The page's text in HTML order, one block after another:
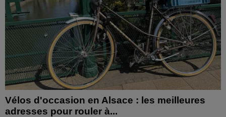
Vélos d'occasion en Alsace : les meilleures
adresses pour rouler à...